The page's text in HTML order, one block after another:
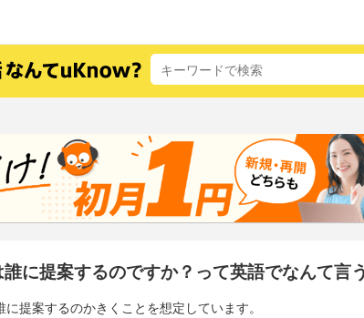
に提案するのですか？って英語でなんて言
提案するのかきくことを想定しています。